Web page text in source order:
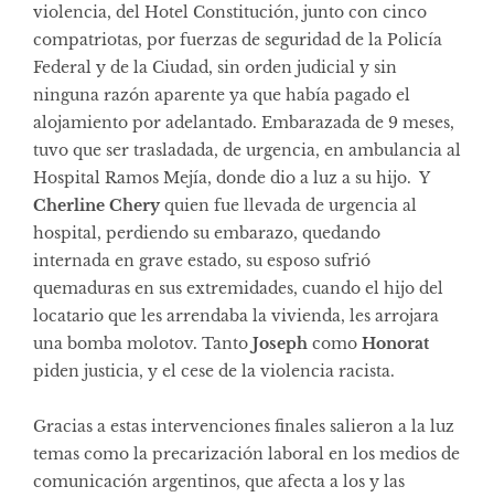
violencia, del Hotel Constitución, junto con cinco
compatriotas, por fuerzas de seguridad de la Policía
Federal y de la Ciudad, sin orden judicial y sin
ninguna razón aparente ya que había pagado el
alojamiento por adelantado. Embarazada de 9 meses,
tuvo que ser trasladada, de urgencia, en ambulancia al
Hospital Ramos Mejía, donde dio a luz a su hijo. Y
Cherline Cheryquien fue llevada de urgencia al
hospital, perdiendo su embarazo, quedando
internada en grave estado, su esposo sufrió
quemaduras en sus extremidades, cuando el hijo del
locatario que les arrendaba la vivienda, les arrojara
una bomba molotov. Tanto Joseph como Honorat
piden justicia, y el cese de la violencia racista.
Gracias a estas intervenciones finales salieron a la luz
temas como la precarización laboral en los medios de
comunicación argentinos, que afecta a los y las